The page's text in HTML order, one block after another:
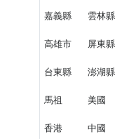
嘉義縣 雲林縣
高雄市 屏東縣
台東縣 澎湖縣
馬祖 美國
香港 中國